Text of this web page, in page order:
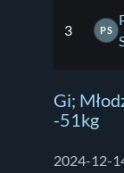
3 PS
Gi;
-51kg
2024-12-